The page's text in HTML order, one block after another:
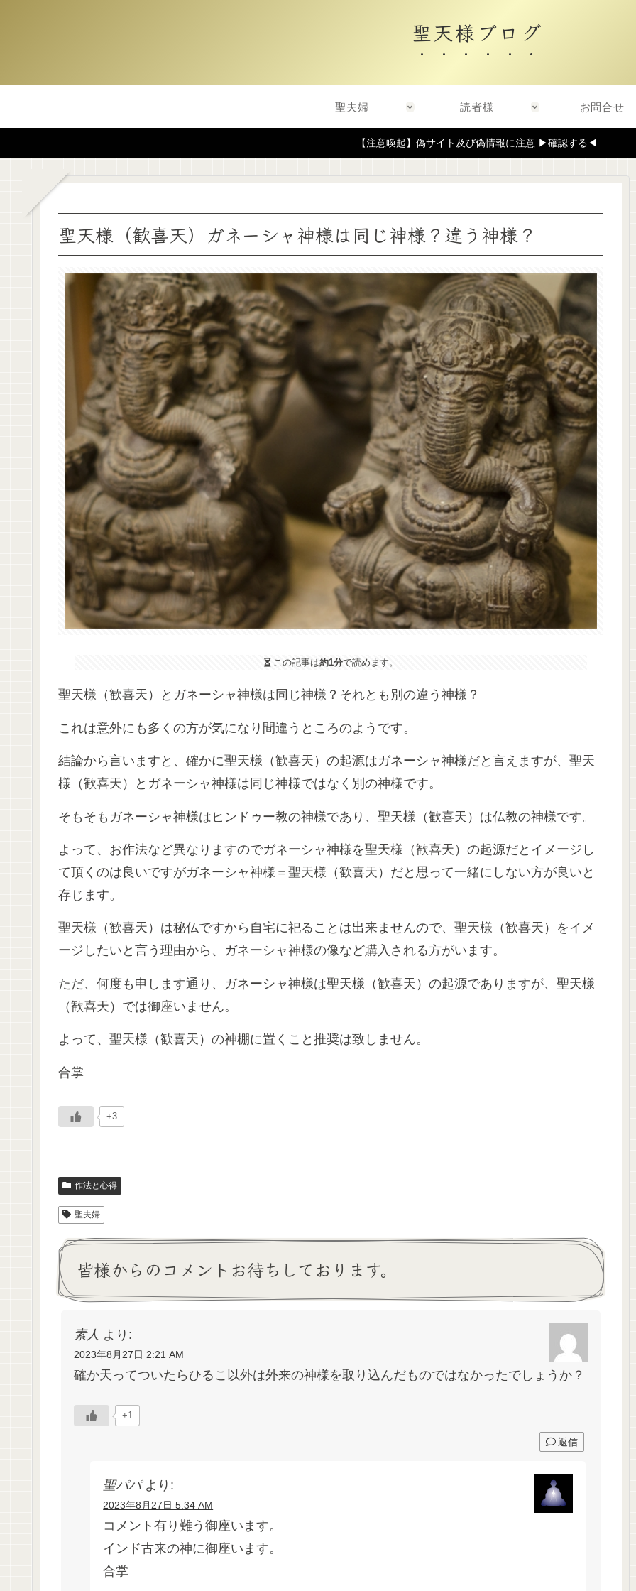
聖天様ブログ
聖夫婦 読者様 お問合せ
【注意喚起】偽サイト及び偽情報に注意 ▶確認する◀
聖天様（歓喜天）ガネーシャ神様は同じ神様？違う神様？
この記事は約1分で読めます。
聖天様（歓喜天）とガネーシャ神様は同じ神様？それとも別の違う神様？
これは意外にも多くの方が気になり間違うところのようです。
結論から言いますと、確かに聖天様（歓喜天）の起源はガネーシャ神様だと言えますが、聖天
様（歓喜天）とガネーシャ神様は同じ神様ではなく別の神様です。
そもそもガネーシャ神様はヒンドゥー教の神様であり、聖天様（歓喜天）は仏教の神様です。
よって、お作法など異なりますのでガネーシャ神様を聖天様（歓喜天）の起源だとイメージし
て頂くのは良いですがガネーシャ神様＝聖天様（歓喜天）だと思って一緒にしない方が良いと
存じます。
聖天様（歓喜天）は秘仏ですから自宅に祀ることは出来ませんので、聖天様（歓喜天）をイメ
ージしたいと言う理由から、ガネーシャ神様の像など購入される方がいます。
ただ、何度も申します通り、ガネーシャ神様は聖天様（歓喜天）の起源でありますが、聖天様
（歓喜天）では御座いません。
よって、聖天様（歓喜天）の神棚に置くこと推奨は致しません。
合掌
+3
作法と心得
聖夫婦
皆様からのコメントお待ちしております。
素人 より:
2023年8月27日 2:21 AM
確か天ってついたらひるこ以外は外来の神様を取り込んだものではなかったでしょうか？
+1
返信
聖パパ より:
2023年8月27日 5:34 AM
コメント有り難う御座います。
インド古来の神に御座います。
合掌